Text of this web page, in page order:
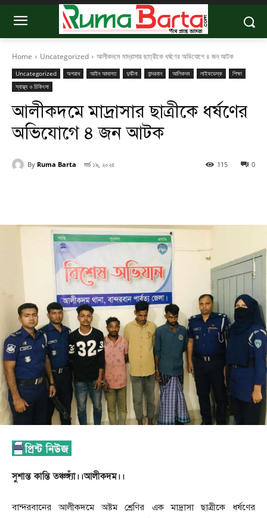
Home Uncategorized আলীকদমে মাদ্রাসার ছাত্রীকে ধর্ষণের অভিযোগে ৪ জন আটক
Uncategorized অপরাধ আইন আদালত দুর্ঘটনা বান্দরবান আলিকদম লাইফডেস্ক
শিক্ষা
স্বাস্থ্য ও চিকিৎসা
আলীকদমে মাদ্রাসার ছাত্রীকে ধর্ষণের
অভিযোগে ৪ জন আটক
By Ruma Barta মার্চ ১৯, ২০২৫ 0
115
সুশান্ত কান্তি তঞ্চঙ্গ্যাঁ।।আলীকদম।।
বান্দরবানের আলীকদমে অষ্টম শ্রেণির এক মাদ্রাসা ছাত্রীকে ধর্ষণের